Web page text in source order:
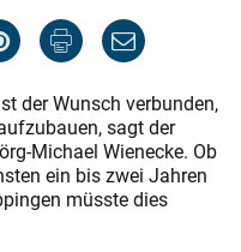
der Wunsch verbunden,
sagt der
Michael Wienecke. Ob
ein bis zwei Jahren
müsste dies